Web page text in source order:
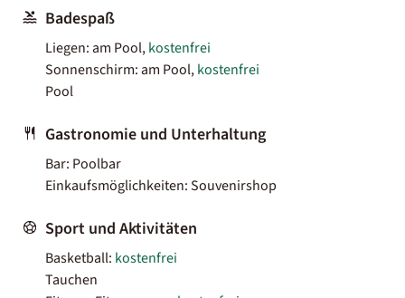
Badespaß
Liegen: am Pool,kostenfrei
Sonnenschirm: am Pool,kostenfrei
Pool
Gastronomie und Unterhaltung
Bar: Poolbar
Einkaufsmöglichkeiten: Souvenirshop
Sport und Aktivitäten
Basketball: kostenfrei
Tauchen